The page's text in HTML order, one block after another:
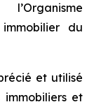
du
et utilisé
et